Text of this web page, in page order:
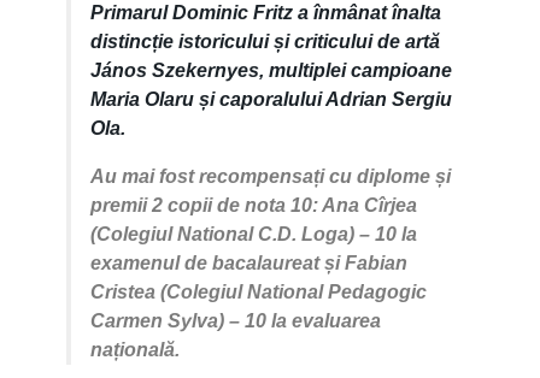
Primarul Dominic Fritz a înmânat înalta
distincție istoricului și criticului de artă
János Szekernyes, multiplei campioane
Maria Olaru și caporalului Adrian Sergiu
Ola.
Au mai fost recompensați cu diplome și
premii 2 copii de nota 10: Ana Cîrjea
(Colegiul National C.D. Loga) – 10 la
examenul de bacalaureat și Fabian
Cristea (Colegiul National Pedagogic
Carmen Sylva) – 10 la evaluarea
națională.